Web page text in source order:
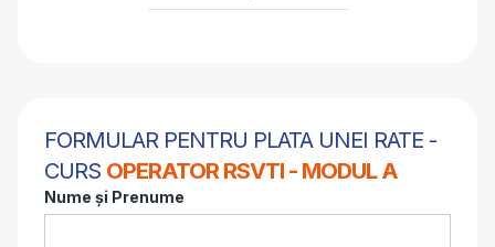
FORMULAR PENTRU PLATA UNEI RATE -
CURS OPERATOR RSVTI - MODUL A
Nume și Prenume